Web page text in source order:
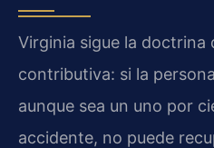
Virginia sigue la doctrina
contributiva: si la
aunque sea un uno por
accidente, no puede